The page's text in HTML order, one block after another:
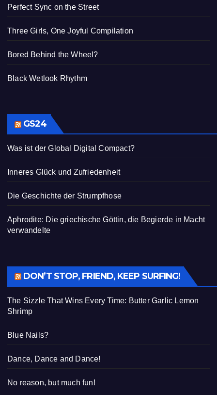
Perfect Sync on the Street
Three Girls, One Joyful Compilation
Bored Behind the Wheel?
Black Wetlook Rhythm
GS24
Was ist der Global Digital Compact?
Inneres Glück und Zufriedenheit
Die Geschichte der Strumpfhose
Aphrodite: Die griechische Göttin, die Begierde in Macht
verwandelte
DON’T STOP, FRIEND, KEEP SURFING!
The Sizzle That Wins Every Time: Butter Garlic Lemon
Shrimp
Blue Nails?
Dance, Dance and Dance!
No reason, but much fun!